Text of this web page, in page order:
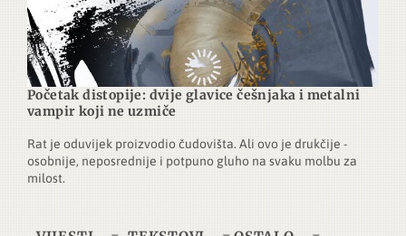
Početak distopije: dvije glavice češnjaka i metalni
vampir koji ne uzmiče
Rat je oduvijek proizvodio čudovišta. Ali ovo je drukčije -
osobnije, neposrednije i potpuno gluho na svaku molbu za
milost.